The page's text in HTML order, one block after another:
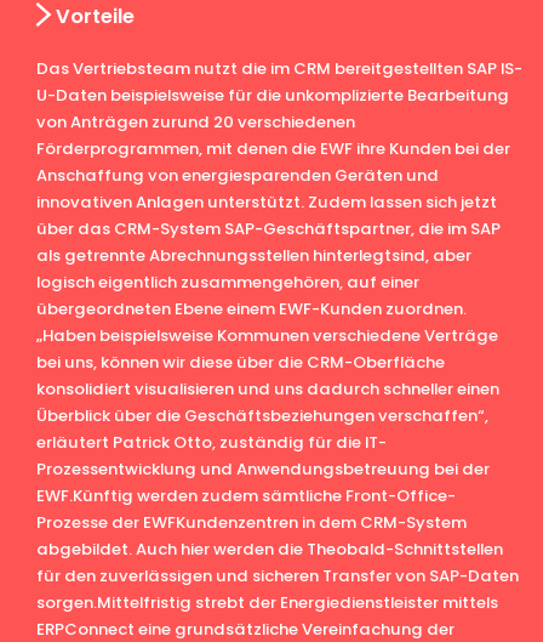
Vorteile
Das Vertriebsteam nutzt die im CRM bereitgestellten SAP IS-
U-Daten beispielsweise für die unkomplizierte Bearbeitung
von Anträgen zurund 20 verschiedenen
Förderprogrammen, mit denen die EWF ihre Kunden bei der
Anschaffung von energiesparenden Geräten und
innovativen Anlagen unterstützt. Zudem lassen sich jetzt
über das CRM-System SAP-Geschäftspartner, die im SAP
als getrennte Abrechnungsstellen hinterlegtsind, aber
logisch eigentlich zusammengehören, auf einer
übergeordneten Ebene einem EWF-Kunden zuordnen.
„Haben beispielsweise Kommunen verschiedene Verträge
bei uns, können wir diese über die CRM-Oberfläche
konsolidiert visualisieren und uns dadurch schneller einen
Überblick über die Geschäftsbeziehungen verschaffen“,
erläutert Patrick Otto, zuständig für die IT-
Prozessentwicklung und Anwendungsbetreuung bei der
EWF.Künftig werden zudem sämtliche Front-Office-
Prozesse der EWFKundenzentren in dem CRM-System
abgebildet. Auch hier werden die Theobald-Schnittstellen
für den zuverlässigen und sicheren Transfer von SAP-Daten
sorgen.Mittelfristig strebt der Energiedienstleister mittels
ERPConnect eine grundsätzliche Vereinfachung der